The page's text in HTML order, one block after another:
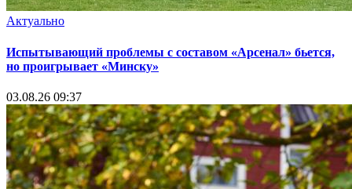
Актуально
Испытывающий проблемы с составом «Арсенал» бьется,
но проигрывает «Минску»
03.08.26 09:37